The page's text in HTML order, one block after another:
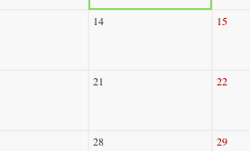
14 15
21 22
28 29